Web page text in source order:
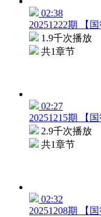
02:38
20251222期 【国
1.9千次播放
共1章节
02:27
20251215期 【国
2.9千次播放
共1章节
02:32
20251208期 【国